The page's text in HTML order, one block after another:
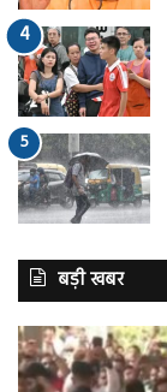
बड़ी खबर